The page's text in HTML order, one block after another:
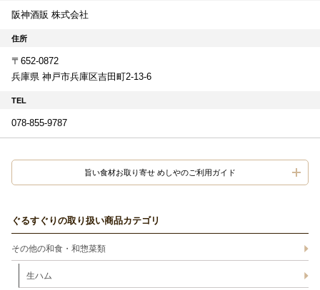
阪神酒販 株式会社
住所
〒652-0872
兵庫県 神戸市兵庫区吉田町2-13-6
TEL
078-855-9787
旨い食材お取り寄せ めしやのご利用ガイド
ぐるすぐりの取り扱い商品カテゴリ
その他の和食・和惣菜類
生ハム